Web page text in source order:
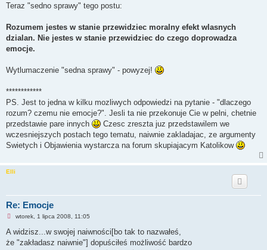
Teraz "sedno sprawy" tego postu:
Rozumem jestes w stanie przewidziec moralny efekt wlasnych
dzialan. Nie jestes w stanie przewidziec do czego doprowadza
emocje.
Wytlumaczenie "sedna sprawy" - powyzej!
************
PS. Jest to jedna w kilku mozliwych odpowiedzi na pytanie - "dlaczego
rozum? czemu nie emocje?". Jesli ta nie przekonuje Cie w pelni, chetnie
przedstawie pare innych
Czesc zreszta juz przedstawilem we
wczesniejszych postach tego tematu, naiwnie zakladajac, ze argumenty
Swietych i Objawienia wystarcza na forum skupiajacym Katolikow
Elli
Re: Emocje
N
e
r
wtorek, 1 lipca 2008, 11:05
A widzisz...w swojej naiwności[bo tak to nazwałeś,
że "zakładasz naiwnie"] dopuściłeś możliwość bardzo